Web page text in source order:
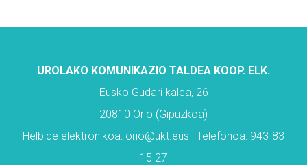
UROLAKO KOMUNIKAZIO TALDEA KOOP. ELK.
Eusko Gudari kalea, 26
20810 Orio (Gipuzkoa)
Helbide elektronikoa: orio@ukt.eus | Telefonoa: 943-83
15 27